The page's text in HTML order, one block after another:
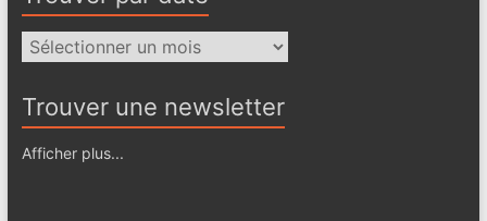
Trouver
par
Trouver une newsletter
Afficher plus...